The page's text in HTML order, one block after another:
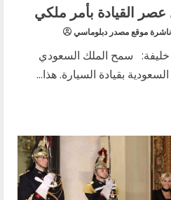
القيادة بأمر ملكي
موقع مصدر دبلوماسي
سمح الملك السعودي
بقيادة السيارة. هذا...